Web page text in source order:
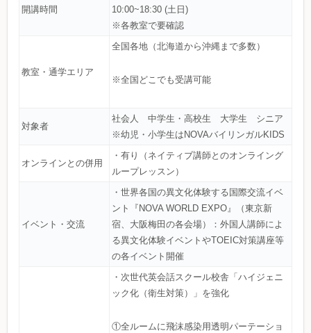
開講時間
10:00~18:30 (土日)
※各教室で要確認
教室・通学エリア
全国各地（北海道から沖縄まで多数）
※全国どこでも受講可能
対象者
社会人 中学生・高校生 大学生 シニア
※幼児・小学生はNOVAバイリンガルKIDS
オンラインとの併用
・有り（ネイティブ講師とのオンライング
ループレッスン）
イベント・交流
・世界各国の異文化体験する国際交流イベ
ント『NOVA WORLD EXPO』（東京新
宿、大阪梅田の各会場）：外国人講師によ
る異文化体験イベントやTOEIC対策講座等
の各イベント開催
・次世代英会話スクール校舎「ハイジェニ
ック化（衛生対策）」を強化
①全ルームに飛沫感染用透明パーテーショ